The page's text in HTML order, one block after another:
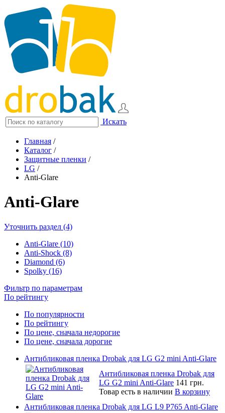
Искать
Главная /
Каталог /
Защитные пленки /
LG /
Anti-Glare
Anti-Glare
Уточнить раздел (4)
Anti-Glare (10)
Anti-Shock (8)
Diamond (6)
Spolky (16)
Фильтр по параметрам
По рейтингу
По популярности
По рейтингу
По цене, сначала недорогие
По цене, сначала дорогие
Антибликовая пленка Drobak для LG G2 mini Anti-Glare
Антибликовая пленка Drobak для
LG G2 mini Anti-Glare 141 грн.
Товар есть в наличии В корзину
Антибликовая пленка Drobak для LG L9 P765 Anti-Glare